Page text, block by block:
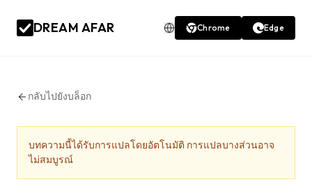
DREAM AFAR Chrome Edge
กลับไปยังบล็อก
บทความนี้ได้รับการแปลโดยอัตโนมัติ การแปลบางส่วนอาจ
ไม่สมบูรณ์